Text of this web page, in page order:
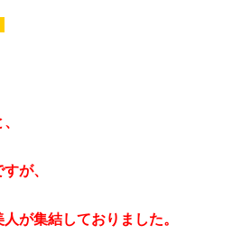
が、
が集結しておりました。